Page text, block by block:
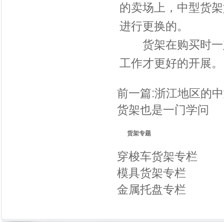
的卖场上，中型货
进行更换的。
货架在购买时一
工作才更好的开展。
前一篇:浙江地区的
货架也是一门学问
货架专题
穿梭车货架专栏
模具货架专栏
金属托盘专栏